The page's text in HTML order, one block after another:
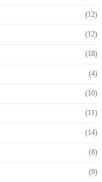
(12)
(12)
(18)
(4)
(10)
(11)
(14)
(8)
(9)